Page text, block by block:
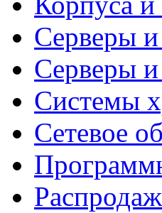
Серверы
Серверы
Системы
Сетевое